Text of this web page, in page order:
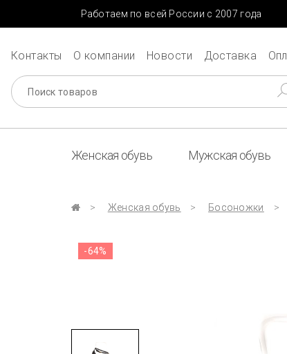
Работаем по всей России с 2007 года
Контакты О компании Новости Доставка
Женская обувь Мужская обувь
Женская обувь Босоножки
-64%